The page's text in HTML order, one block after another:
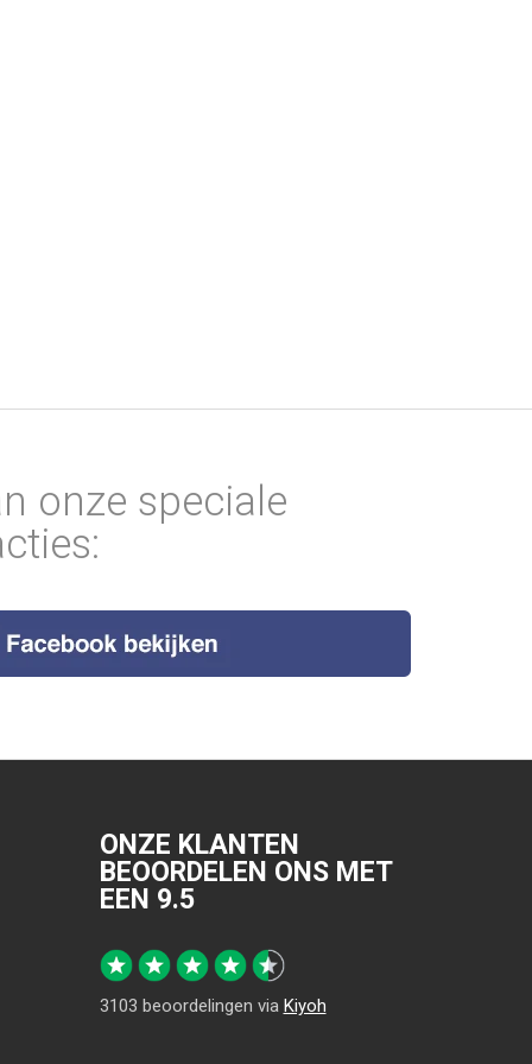
onze speciale
ONZE KLANTEN
BEOORDELEN ONS MET
EEN 9.5
3103 beoordelingen via Kiyoh